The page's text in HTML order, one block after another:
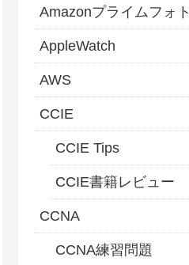
Amazonプライムフォト
AppleWatch
AWS
CCIE
CCIE Tips
CCIE書籍レビュー
CCNA
CCNA練習問題